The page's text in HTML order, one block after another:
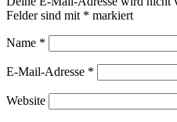
Felder sind mit * markiert
Name *
E-Mail-Adresse *
Website